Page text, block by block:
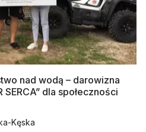
nad wodą – darowizna
SERCA” dla społeczności
Kęska